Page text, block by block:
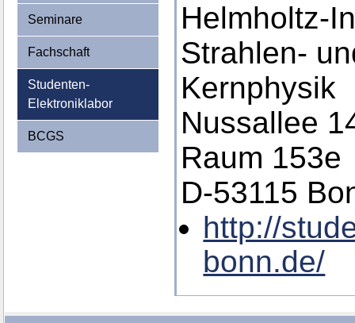
Seminare
Fachschaft
Studenten-
Elektroniklabor
BCGS
Helmholtz-
Strahlen-
Kernphysik
Nussallee
Raum 153e
D-53115
http://
bonn.de/